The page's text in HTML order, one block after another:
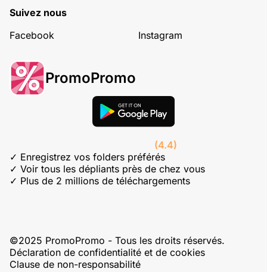
Suivez nous
Facebook
Instagram
PromoPromo
(4.4)
✓ Enregistrez vos folders préférés
✓ Voir tous les dépliants près de chez vous
✓ Plus de 2 millions de téléchargements
©2025 PromoPromo - Tous les droits réservés.
Déclaration de confidentialité et de cookies
Clause de non-responsabilité